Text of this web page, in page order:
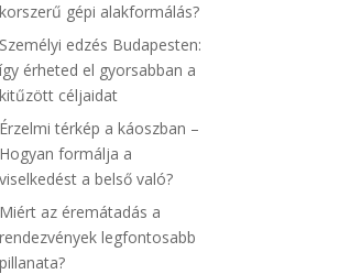
korszerű gépi alakformálás?
Személyi edzés Budapesten:
így érheted el gyorsabban a
kitűzött céljaidat
Érzelmi térkép a káoszban –
Hogyan formálja a
viselkedést a belső való?
Miért az éremátadás a
rendezvények legfontosabb
pillanata?